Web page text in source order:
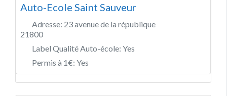
Auto-Ecole Saint Sauveur
Adresse: 23 avenue de la république
21800
Label Qualité Auto-école: Yes
Permis à 1€: Yes